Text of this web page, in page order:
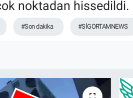
noktadan hissedildi.
#Son dakika #SİGORTAMNEWS